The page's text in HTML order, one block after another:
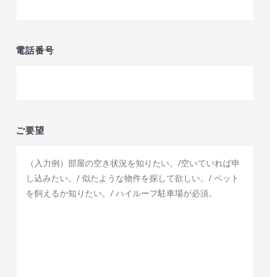
電話番号
ご要望